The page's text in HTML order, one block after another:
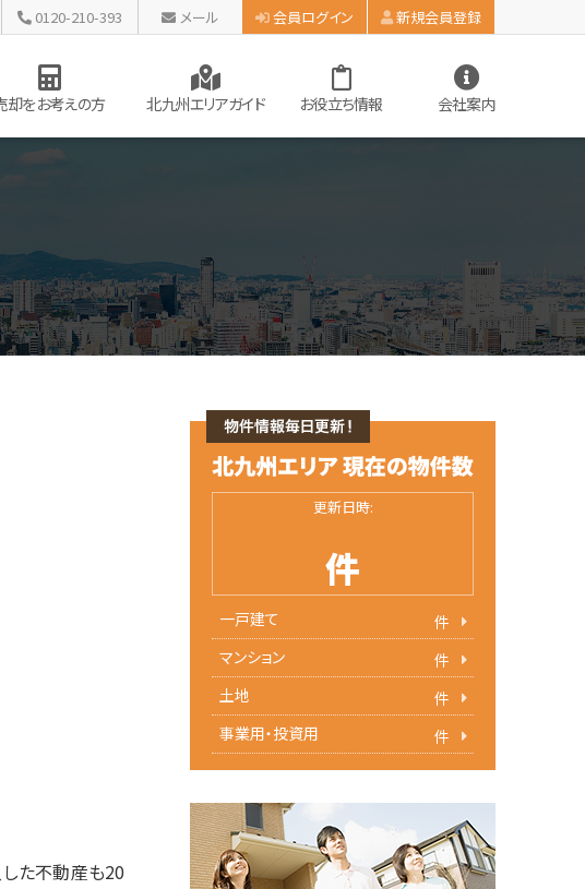
0120-210-393 メール 会員ログイン 新規会員登録
事業用・投資用物件を検索 学区マップで探す
ペット可のマンション
会員登録 会員ログイン
却をお考えの方 北九州エリアガイド お役立ち情報
北九州市施策 スタッフブログ
会社案内
ジ
組み
カスタマーハラスメント対応方針
サイトマップ
した不動産も20
更新日時:
件
一戸建て
件
マンション
件
土地
件
事業用・投資用
件